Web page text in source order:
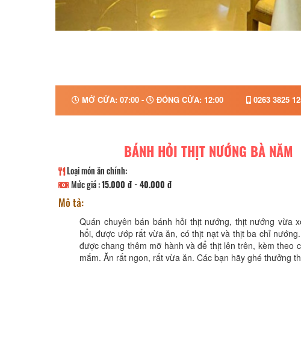
MỞ CỬA: 07:00 - ĐÓNG CỬA: 12:00 0263 3825
BÁNH HỎI THỊT NƯỚNG BÀ NĂM
Loại món ăn chính:
Mức giá :15.000 đ - 40.000 đ
Mô tả:
Quán chuyên bán bánh hỏi thịt nướng, thịt nướng vừa
hổi, được ướp rất vừa ăn, có thịt nạt và thịt ba chỉ
được chang thêm mỡ hành và để thịt lên trên, kèm theo
mắm. Ăn rất ngon, rất vừa ăn. Các bạn hãy ghé thưởng